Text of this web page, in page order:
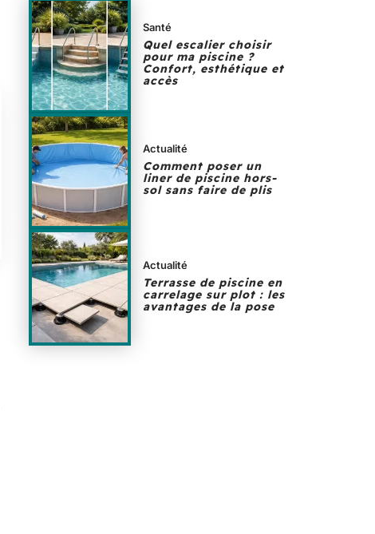
Santé
Quel escalier choisir
pour ma piscine ?
Confort, esthétique et
accès
Actualité
Comment poser un
liner de piscine hors-
sol sans faire de plis
Actualité
Terrasse de piscine en
carrelage sur plot : les
avantages de la pose